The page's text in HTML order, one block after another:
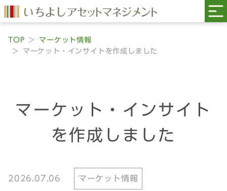
TOP
マーケット情報
マーケット・インサイトを作成しました
マーケット・インサイト
を作成しました
2026.07.06 マーケット情報